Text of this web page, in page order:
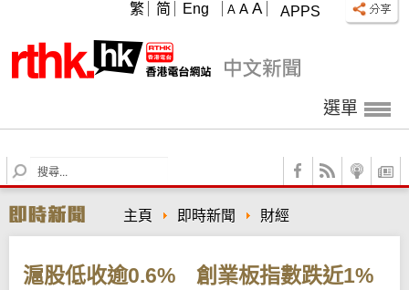
APPS
A A A
繁 简 Eng
選單
S
e
r
c
主頁 即時新聞 財經
滬股低收逾0.6% 創業板指數跌近1%